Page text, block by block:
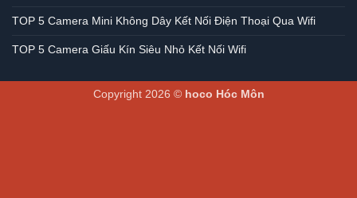
TOP 5 Camera Mini Không Dây Kết Nối Điện Thoại Qua Wifi
TOP 5 Camera Giấu Kín Siêu Nhỏ Kết Nối Wifi
Copyright 2026 © hoco Hóc Môn